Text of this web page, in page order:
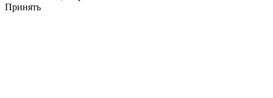
Принять